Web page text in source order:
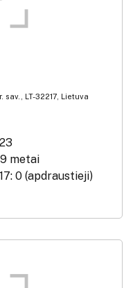
sav., LT-32217, Lietuva
metai
0 (apdraustieji)